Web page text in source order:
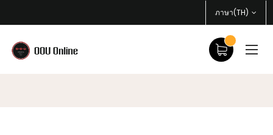
ภาษา(TH)